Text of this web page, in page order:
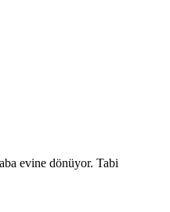
evine dönüyor. Tabi